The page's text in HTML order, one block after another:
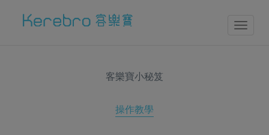
客樂寶小秘笈
操作教學